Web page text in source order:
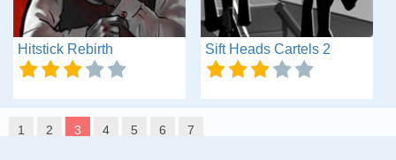
Hitstick Rebirth Sift Heads Cartels 2
1 2 3 4 5 6 7